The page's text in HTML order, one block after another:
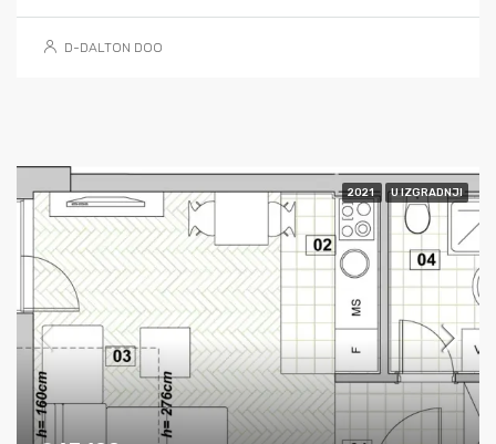
D-DALTON DOO
2021 U IZGRADNJI